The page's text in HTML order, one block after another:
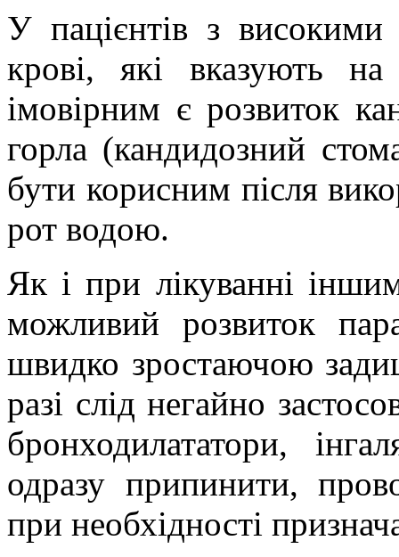
У пацієнтів з
крові, які вказують
імовірним є розвиток
горла (кандидозний
бути корисним після
рот водою.
Як і при лікуванні
можливий розвиток
швидко зростаючою
разі слід негайно
бронходилататори,
одразу припинити,
при необхідності